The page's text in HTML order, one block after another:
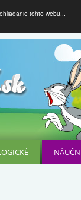
tohto webu...